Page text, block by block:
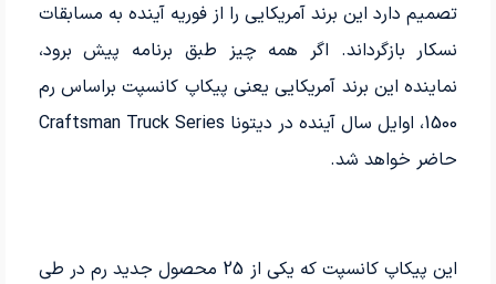
تصمیم دارد این برند آمریکایی را از فوریه آینده به مسابقات
نسکار بازگرداند. اگر همه چیز طبق برنامه پیش برود،
نماینده این برند آمریکایی یعنی پیکاپ کانسپت براساس رم
1500، اوایل سال آینده در دیتونا Craftsman Truck Series
حاضر خواهد شد.
این پیکاپ کانسپت که یکی از 25 محصول جدید رم در طی